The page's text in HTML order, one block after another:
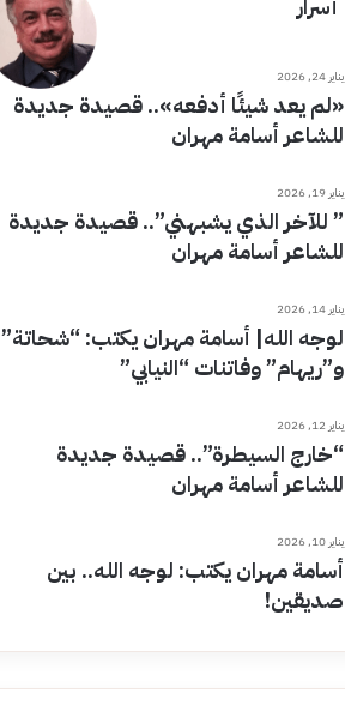
أسرار
يناير 24, 2026
«لم يعد شيئًا أدفعه».. قصيدة جديدة
للشاعر أسامة مهران
يناير 19, 2026
” للآخر الذي يشبهني”.. قصيدة جديدة
للشاعر أسامة مهران
يناير 14, 2026
لوجه الله| أسامة مهران يكتب: “شحاتة”
و”ريهام” وفاتنات “النيابي”
يناير 12, 2026
“خارج السيطرة”.. قصيدة جديدة
للشاعر أسامة مهران
يناير 10, 2026
أسامة مهران يكتب: لوجه الله.. بين
صديقين!